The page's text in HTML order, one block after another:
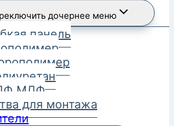
дочернее меню
панель
МДФ
для монтажа